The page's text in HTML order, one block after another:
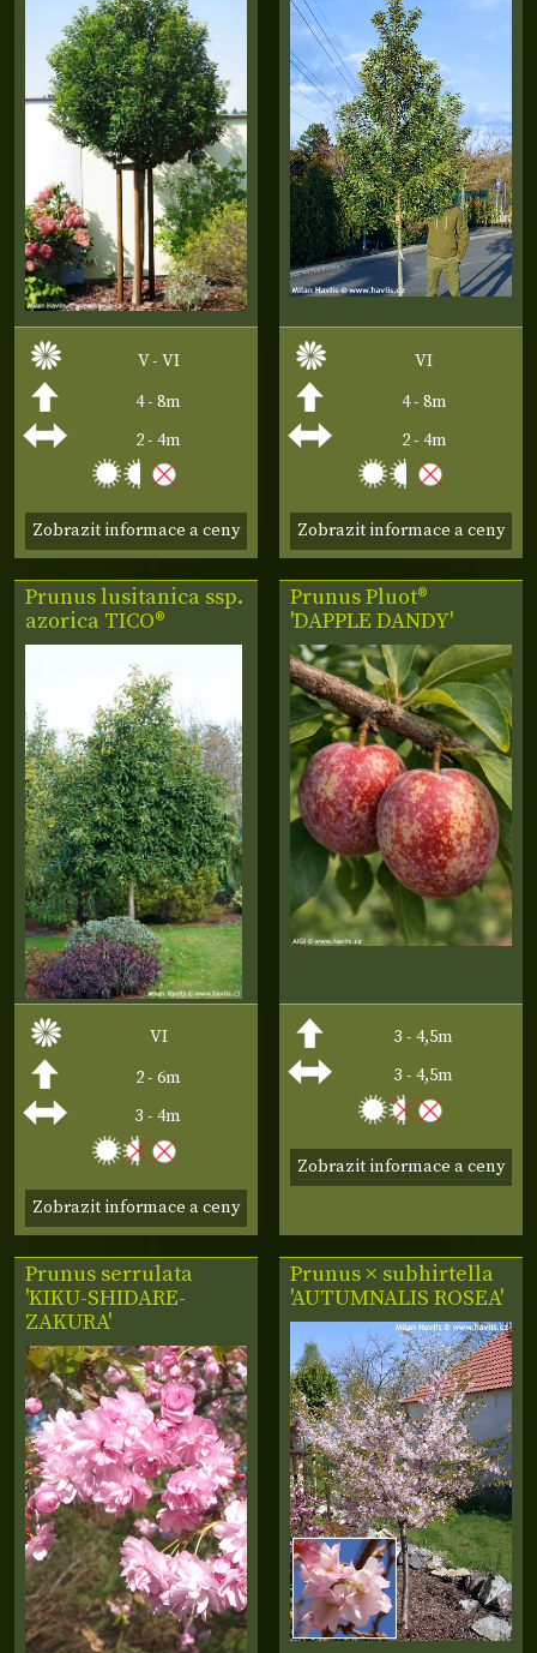
V - VI
4 - 8m
2 - 4m
Zobrazit informace a ceny
VI
4 - 8m
2 - 4m
Zobrazit informace a ceny
Prunus lusitanica ssp.
azorica TICO®
VI
2 - 6m
3 - 4m
Zobrazit informace a ceny
Prunus Pluot®
'DAPPLE DANDY'
3 - 4,5m
3 - 4,5m
Zobrazit informace a ceny
Prunus serrulata
'KIKU-SHIDARE-
ZAKURA'
Prunus × subhirtella
'AUTUMNALIS ROSEA'